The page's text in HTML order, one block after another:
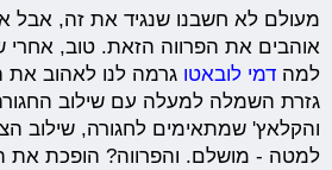
מעולם לא חשבנו שנגיד את זה, אבל
אוהבים את הפרווה הזאת. טוב, אחרי
למהדמי לובאטו גרמה לנו לאהוב את
גזרת השמלה למעלה עם שילוב
והקלאץ' שמתאימים לחגורה, שילוב
למטה - מושלם. והפרווה? הופכת